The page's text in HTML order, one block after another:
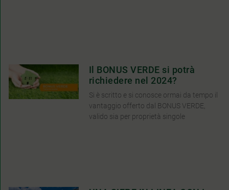
Il BONUS VERDE si potrà
richiedere nel 2024?
Si è scritto e si conosce ormai da tempo il
vantaggio offerto dal BONUS VERDE,
valido sia per proprietà singole